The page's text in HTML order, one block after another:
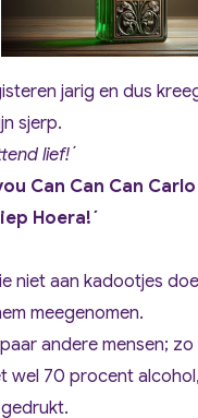
jarig en dus
sjerp.
lief!´
Can Can Can Carlo
Hoera!´
niet aan kadootjes
meegenomen.
andere mensen;
wel 70 procent